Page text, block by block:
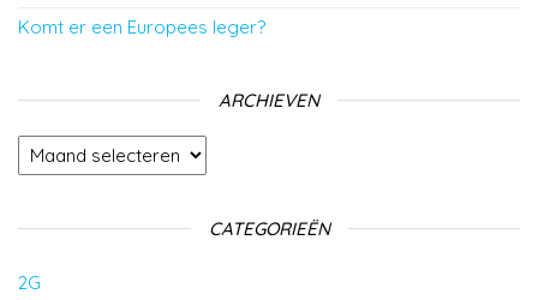
Komt er een Europees leger?
ARCHIEVEN
Archieven
CATEGORIEËN
2G